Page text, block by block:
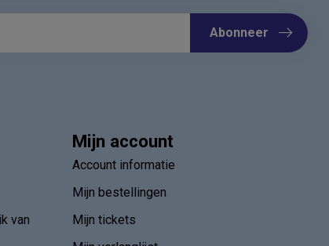
Abonneer
van
Mijn account
Account informatie
Mijn bestellingen
Mijn tickets